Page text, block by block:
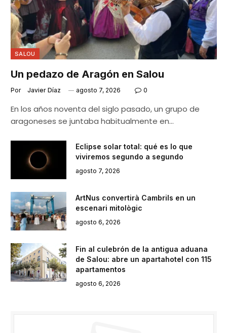
SALOU
Un pedazo de Aragón en Salou
Por Javier Díaz agosto 7, 2026 0
En los años noventa del siglo pasado, un grupo de
aragoneses se juntaba habitualmente en…
Eclipse solar total: qué es lo que
viviremos segundo a segundo
agosto 7, 2026
ArtNus convertirà Cambrils en un
escenari mitològic
agosto 6, 2026
Fin al culebrón de la antigua aduana
de Salou: abre un apartahotel con 115
apartamentos
agosto 6, 2026